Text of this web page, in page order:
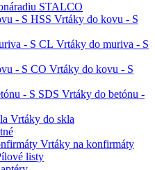
STALCO
Vrtáky do kovu - S
Vrtáky do muriva - S
Vrtáky do kovu - S
Vrtáky do betónu -
Vrtáky do skla
Vrtáky na konfirmáty
listy